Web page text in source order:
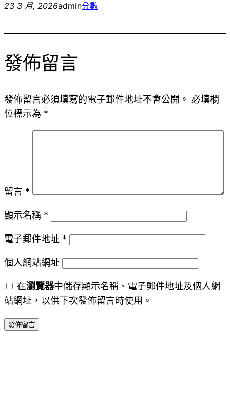
23 3 月, 2026admin分數
發佈留言
發佈留言必須填寫的電子郵件地址不會公開。 必填欄
位標示為 *
留言 *
顯示名稱 *
電子郵件地址 *
個人網站網址
在瀏覽器中儲存顯示名稱、電子郵件地址及個人網
站網址，以供下次發佈留言時使用。